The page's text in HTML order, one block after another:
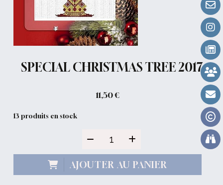
SPECIAL CHRISTMAS TREE 2017
11,50€
13 produits en stock
AJOUTER AU PANIER